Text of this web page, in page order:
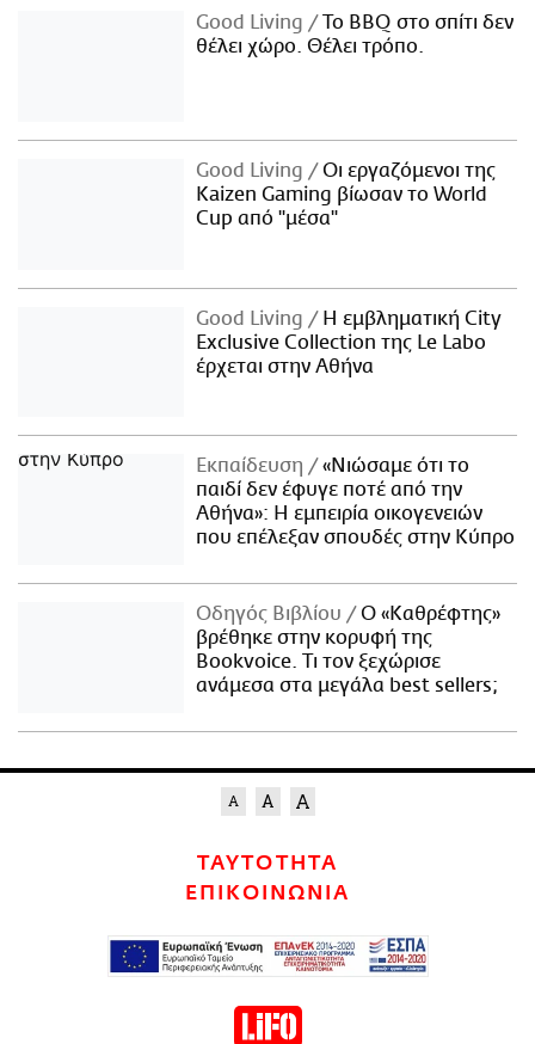
Good Living
Το BBQ στο σπίτι δεν
θέλει χώρο. Θέλει τρόπο.
Good Living
Οι εργαζόμενοι της
Kaizen Gaming βίωσαν το World
Cup από "μέσα"
Good Living
Η εμβληματική City
Exclusive Collection της Le Labo
έρχεται στην Αθήνα
Εκπαίδευση
«Νιώσαμε ότι το
παιδί δεν έφυγε ποτέ από την
Αθήνα»: Η εμπειρία οικογενειών
που επέλεξαν σπουδές στην Κύπρο
Οδηγός Βιβλίου
Ο «Καθρέφτης»
βρέθηκε στην κορυφή της
Bookvoice. Τι τον ξεχώρισε
ανάμεσα στα μεγάλα best sellers;
ΤΑΥΤΟΤΗΤΑ
ΕΠΙΚΟΙΝΩΝΙΑ